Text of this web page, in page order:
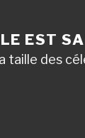
EST
taille des